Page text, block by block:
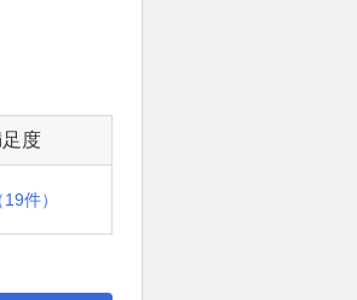
度
19件）